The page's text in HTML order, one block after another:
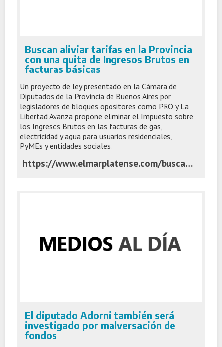
Buscan aliviar tarifas en la Provincia
con una quita de Ingresos Brutos en
facturas básicas
Un proyecto de ley presentado en la Cámara de
Diputados de la Provincia de Buenos Aires por
legisladores de bloques opositores como PRO y La
Libertad Avanza propone eliminar el Impuesto sobre
los Ingresos Brutos en las facturas de gas,
electricidad y agua para usuarios residenciales,
PyMEs y entidades sociales.
https://www.elmarplatense.com/buscan-aliviar-tarifas-en-la-provincia-con-una-quita-de-ingresos-brutos-en-facturas-basicas
El diputado Adorni también será
investigado por malversación de
fondos